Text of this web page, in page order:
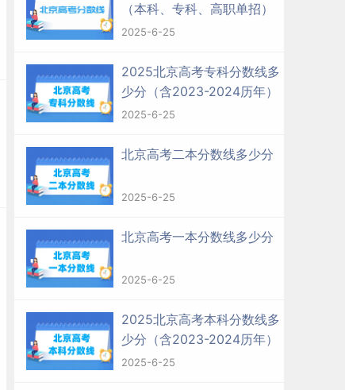
（本科、专科、高职单招）
2025-6-25
2025北京高考专科分数线多
少分（含2023-2024历年）
2025-6-25
北京高考二本分数线多少分
2025-6-25
北京高考一本分数线多少分
2025-6-25
2025北京高考本科分数线多
少分（含2023-2024历年）
2025-6-25